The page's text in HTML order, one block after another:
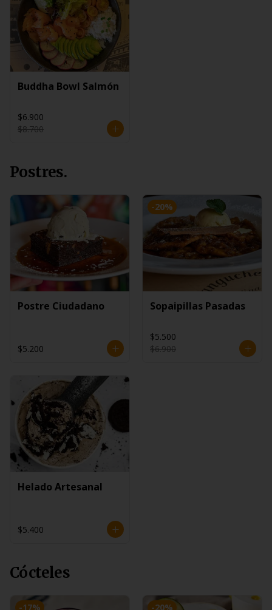
Buddha Bowl Salmón
$6.900
$8.700
Postres.
Postre Ciudadano
$5.200
-20%
Sopaipillas Pasadas
$5.500
$6.900
Helado Artesanal
$5.400
Cócteles
-17% -20%